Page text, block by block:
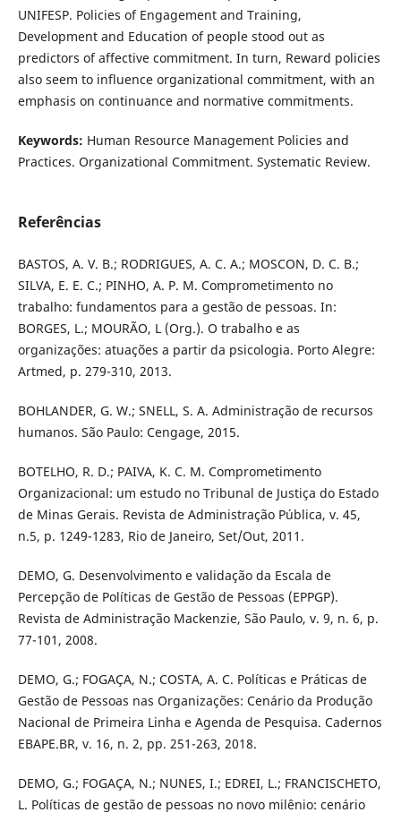
UNIFESP. Policies of Engagement and Training,
Development and Education of people stood out as
predictors of affective commitment. In turn, Reward policies
also seem to influence organizational commitment, with an
emphasis on continuance and normative commitments.
Keywords: Human Resource Management Policies and
Practices. Organizational Commitment. Systematic Review.
Referências
BASTOS, A. V. B.; RODRIGUES, A. C. A.; MOSCON, D. C. B.;
SILVA, E. E. C.; PINHO, A. P. M. Comprometimento no
trabalho: fundamentos para a gestão de pessoas. In:
BORGES, L.; MOURÃO, L (Org.). O trabalho e as
organizações: atuações a partir da psicologia. Porto Alegre:
Artmed, p. 279-310, 2013.
BOHLANDER, G. W.; SNELL, S. A. Administração de recursos
humanos. São Paulo: Cengage, 2015.
BOTELHO, R. D.; PAIVA, K. C. M. Comprometimento
Organizacional: um estudo no Tribunal de Justiça do Estado
de Minas Gerais. Revista de Administração Pública, v. 45,
n.5, p. 1249-1283, Rio de Janeiro, Set/Out, 2011.
DEMO, G. Desenvolvimento e validação da Escala de
Percepção de Políticas de Gestão de Pessoas (EPPGP).
Revista de Administração Mackenzie, São Paulo, v. 9, n. 6, p.
77-101, 2008.
DEMO, G.; FOGAÇA, N.; COSTA, A. C. Políticas e Práticas de
Gestão de Pessoas nas Organizações: Cenário da Produção
Nacional de Primeira Linha e Agenda de Pesquisa. Cadernos
EBAPE.BR, v. 16, n. 2, pp. 251-263, 2018.
DEMO, G.; FOGAÇA, N.; NUNES, I.; EDREI, L.; FRANCISCHETO,
L. Políticas de gestão de pessoas no novo milênio: cenário